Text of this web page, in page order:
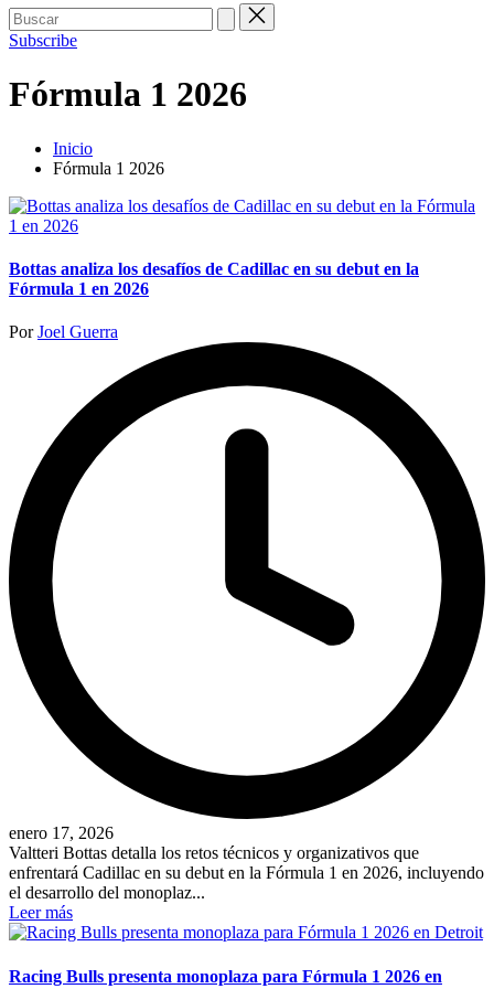
Buscar:
Subscribe
Fórmula 1 2026
Inicio
Fórmula 1 2026
Bottas analiza los desafíos de Cadillac en su debut en la
Fórmula 1 en 2026
Publicado
PorJoel Guerra
enero 17, 2026
Valtteri Bottas detalla los retos técnicos y organizativos que
enfrentará Cadillac en su debut en la Fórmula 1 en 2026, incluyendo
el desarrollo del monoplaz...
Leer más
Racing Bulls presenta monoplaza para Fórmula 1 2026 en